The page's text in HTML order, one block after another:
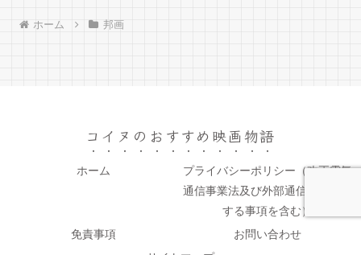
ホーム 邦画
コイヌのおすすめ映画物語
ホーム
プライバシーポリシー（改正電気
通信事業法及び外部通信規律に関
する事項を含む）
免責事項
お問い合わせ